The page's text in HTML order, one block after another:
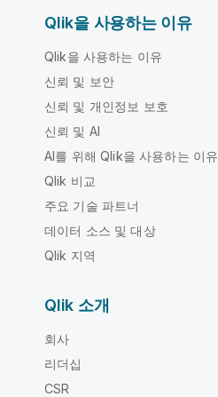
Qlik을 사용하는 이유
Qlik을 사용하는 이유
신뢰 및 보안
신뢰 및 개인정보 보호
신뢰 및 AI
AI를 위해 Qlik을 사용하는 이유
Qlik 비교
주요 기술 파트너
데이터 소스 및 대상
Qlik 지역
Qlik 소개
회사
리더십
CSR